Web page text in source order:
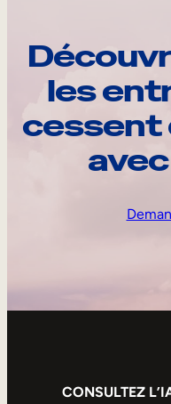
les
cessent
CONSULTEZ